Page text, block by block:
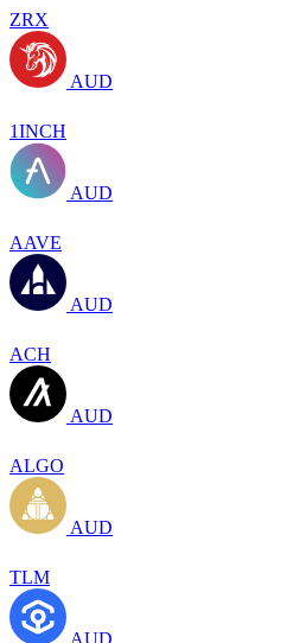
ZRX
AUD
1INCH
AUD
AAVE
AUD
ACH
AUD
ALGO
AUD
TLM
AUD